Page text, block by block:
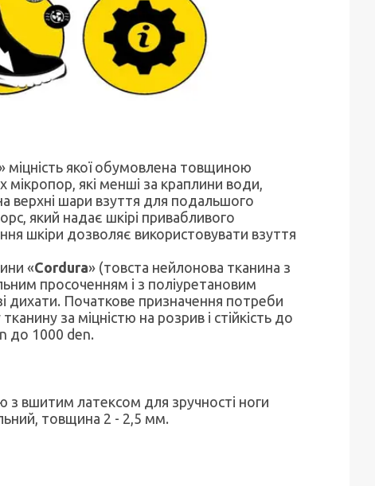
» міцність якої обумовлена товщиною
які менші за краплини води,
верхні шари взуття для подальшого
який надає шкірі привабливого
шкіри дозволяє використовувати взуття
«Cordura» (товста нейлонова тканина з
просоченням і з поліуретановим
дихати. Початкове призначення потреби
за міцністю на розрив і стійкість до
до 1000 den.
з вшитим латексом для зручності ноги
товщина 2 - 2,5 мм.